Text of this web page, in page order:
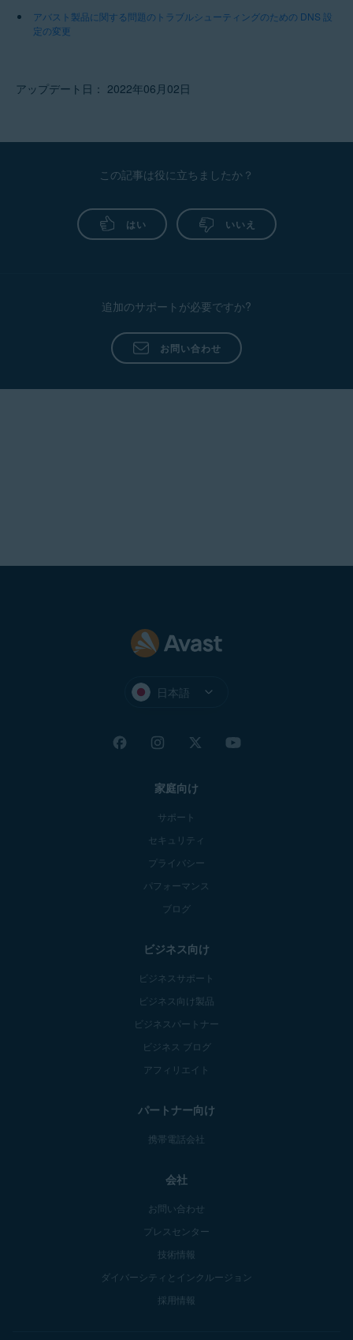
アバスト製品に関する問題のトラブルシューティングのための DNS 設
定の変更
アップデート日： 2022年06月02日
この記事は役に立ちましたか？
はい いいえ
追加のサポートが必要ですか?
お問い合わせ
日本語
家庭向け
サポート
セキュリティ
プライバシー
パフォーマンス
ブログ
ビジネス向け
ビジネスサポート
ビジネス向け製品
ビジネスパートナー
ビジネス ブログ
アフィリエイト
パートナー向け
携帯電話会社
会社
お問い合わせ
プレスセンター
技術情報
ダイバーシティとインクルージョン
採用情報